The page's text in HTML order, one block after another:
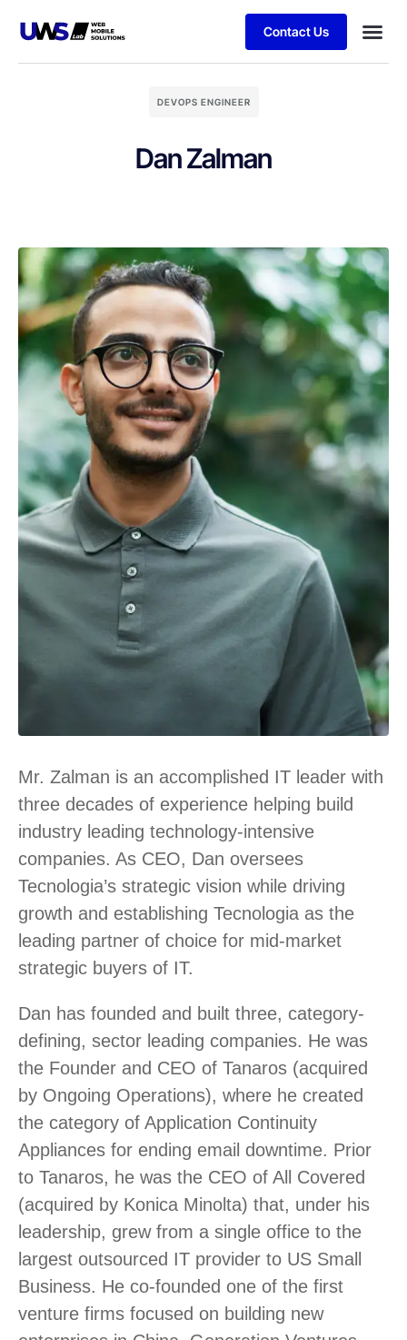
Contact Us
DEVOPS ENGINEER
Dan Zalman
Mr. Zalman is an accomplished IT leader with
three decades of experience helping build
industry leading technology-intensive
companies. As CEO, Dan oversees
Tecnologia’s strategic vision while driving
growth and establishing Tecnologia as the
leading partner of choice for mid-market
strategic buyers of IT.
Dan has founded and built three, category-
defining, sector leading companies. He was
the Founder and CEO of Tanaros (acquired
by Ongoing Operations), where he created
the category of Application Continuity
Appliances for ending email downtime. Prior
to Tanaros, he was the CEO of All Covered
(acquired by Konica Minolta) that, under his
leadership, grew from a single office to the
largest outsourced IT provider to US Small
Business. He co-founded one of the first
venture firms focused on building new